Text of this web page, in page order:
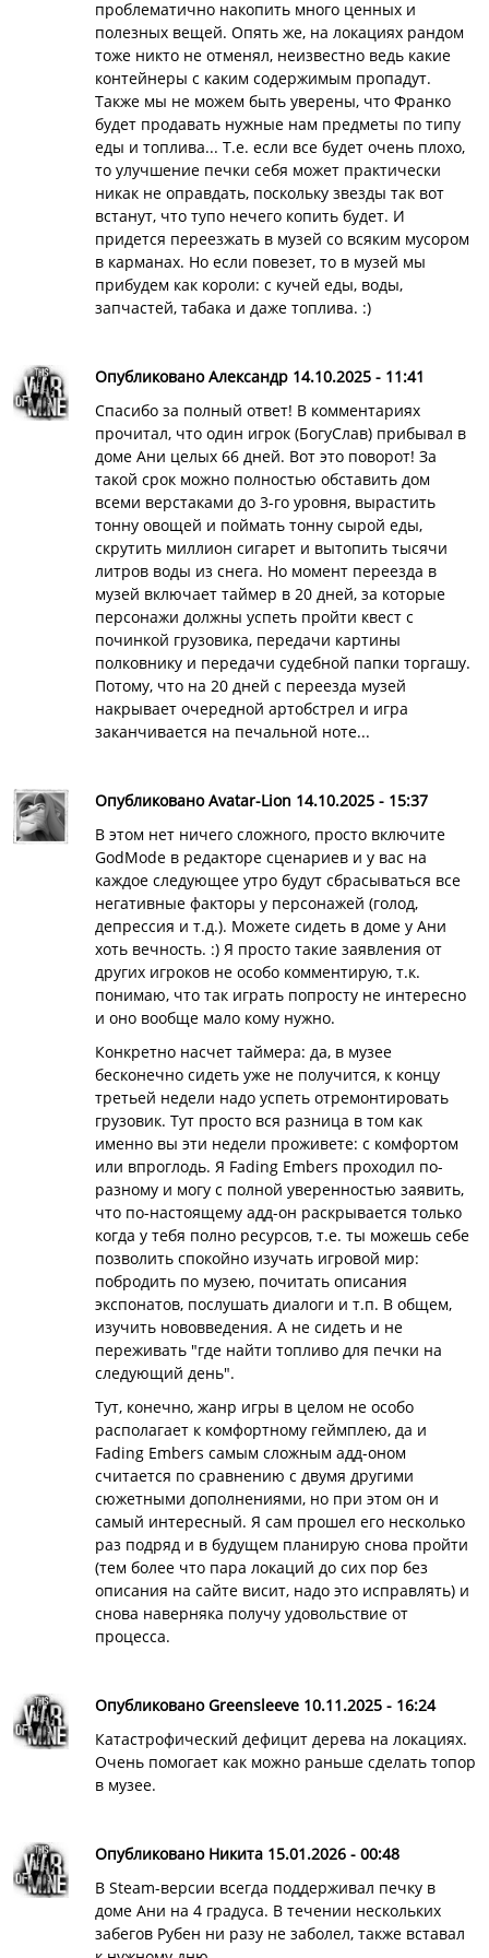
проблематично накопить много ценных и
полезных вещей. Опять же, на локациях рандом
тоже никто не отменял, неизвестно ведь какие
контейнеры с каким содержимым пропадут.
Также мы не можем быть уверены, что Франко
будет продавать нужные нам предметы по типу
еды и топлива... Т.е. если все будет очень плохо,
то улучшение печки себя может практически
никак не оправдать, поскольку звезды так вот
встанут, что тупо нечего копить будет. И
придется переезжать в музей со всяким мусором
в карманах. Но если повезет, то в музей мы
прибудем как короли: с кучей еды, воды,
запчастей, табака и даже топлива. :)
Опубликовано Александр 14.10.2025 - 11:41
Спасибо за полный ответ! В комментариях
прочитал, что один игрок (БогуСлав) прибывал в
доме Ани целых 66 дней. Вот это поворот! За
такой срок можно полностью обставить дом
всеми верстаками до 3-го уровня, вырастить
тонну овощей и поймать тонну сырой еды,
скрутить миллион сигарет и вытопить тысячи
литров воды из снега. Но момент переезда в
музей включает таймер в 20 дней, за которые
персонажи должны успеть пройти квест с
починкой грузовика, передачи картины
полковнику и передачи судебной папки торгашу.
Потому, что на 20 дней с переезда музей
накрывает очередной артобстрел и игра
заканчивается на печальной ноте...
Опубликовано Avatar-Lion 14.10.2025 - 15:37
В этом нет ничего сложного, просто включите
GodMode в редакторе сценариев и у вас на
каждое следующее утро будут сбрасываться все
негативные факторы у персонажей (голод,
депрессия и т.д.). Можете сидеть в доме у Ани
хоть вечность. :) Я просто такие заявления от
других игроков не особо комментирую, т.к.
понимаю, что так играть попросту не интересно
и оно вообще мало кому нужно.
Конкретно насчет таймера: да, в музее
бесконечно сидеть уже не получится, к концу
третьей недели надо успеть отремонтировать
грузовик. Тут просто вся разница в том как
именно вы эти недели проживете: с комфортом
или впроглодь. Я Fading Embers проходил по-
разному и могу с полной уверенностью заявить,
что по-настоящему адд-он раскрывается только
когда у тебя полно ресурсов, т.е. ты можешь себе
позволить спокойно изучать игровой мир:
побродить по музею, почитать описания
экспонатов, послушать диалоги и т.п. В общем,
изучить нововведения. А не сидеть и не
переживать "где найти топливо для печки на
следующий день".
Тут, конечно, жанр игры в целом не особо
располагает к комфортному геймплею, да и
Fading Embers самым сложным адд-оном
считается по сравнению с двумя другими
сюжетными дополнениями, но при этом он и
самый интересный. Я сам прошел его несколько
раз подряд и в будущем планирую снова пройти
(тем более что пара локаций до сих пор без
описания на сайте висит, надо это исправлять) и
снова наверняка получу удовольствие от
процесса.
Опубликовано Greensleeve 10.11.2025 - 16:24
Катастрофический дефицит дерева на локациях.
Очень помогает как можно раньше сделать топор
в музее.
Опубликовано Никита 15.01.2026 - 00:48
В Steam-версии всегда поддерживал печку в
доме Ани на 4 градуса. В течении нескольких
забегов Рубен ни разу не заболел, также вставал